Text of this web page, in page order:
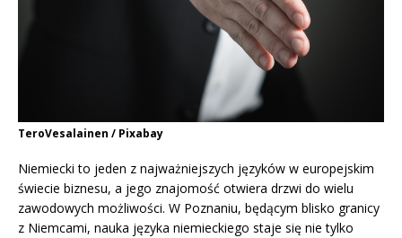
TeroVesalainen / Pixabay
Niemiecki to jeden z najważniejszych języków w europejskim
świecie biznesu, a jego znajomość otwiera drzwi do wielu
zawodowych możliwości. W Poznaniu, będącym blisko granicy
z Niemcami, nauka języka niemieckiego staje się nie tylko